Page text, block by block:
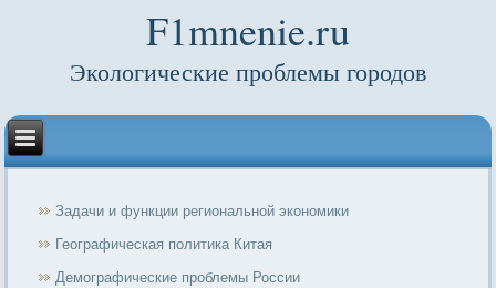
F1mnenie.ru
Экологические проблемы городов
Задачи и функции региональной экономики
Географическая политика Китая
Демографические проблемы России